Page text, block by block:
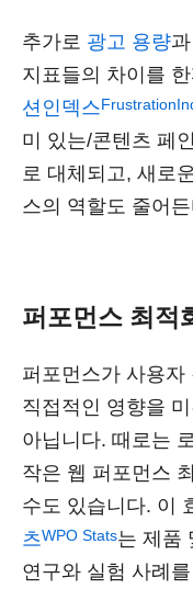
추가로 광고 용량과
지표들의 차이를
션인덱스
미 있는/콘텐츠 페
로 대체되고, 새로
스의 역할도 줄어
퍼포먼스 최적
퍼포먼스가 사용자
직접적인 영향을
아닙니다. 때로는
작은 웹 퍼포먼스
수도 있습니다. 이
츠WPO Stats는 제품
연구와 실험 사례